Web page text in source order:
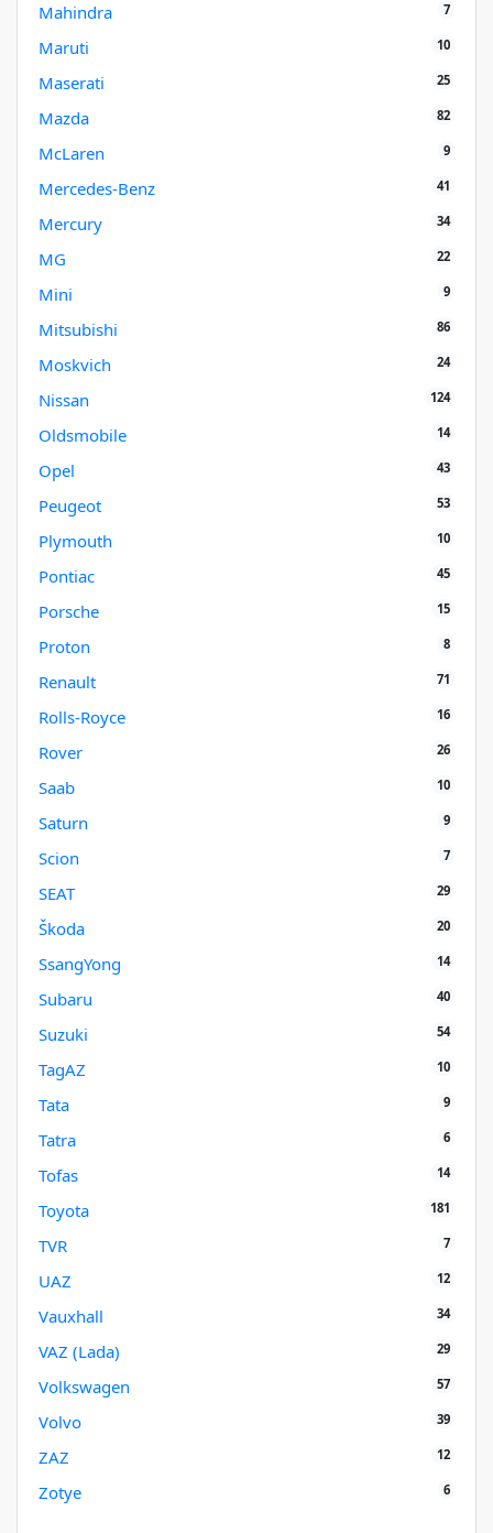
Mahindra 7
Maruti 10
Maserati 25
Mazda 82
McLaren 9
Mercedes-Benz 41
Mercury 34
MG 22
Mini 9
Mitsubishi 86
Moskvich 24
Nissan 124
Oldsmobile 14
Opel 43
Peugeot 53
Plymouth 10
Pontiac 45
Porsche 15
Proton 8
Renault 71
Rolls-Royce 16
Rover 26
Saab 10
Saturn 9
Scion 7
SEAT 29
Škoda 20
SsangYong 14
Subaru 40
Suzuki 54
TagAZ 10
Tata 9
Tatra 6
Tofas 14
Toyota 181
TVR 7
UAZ 12
Vauxhall 34
VAZ (Lada) 29
Volkswagen 57
Volvo 39
ZAZ 12
Zotye 6